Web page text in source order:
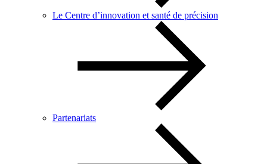
Le Centre d’innovation et santé de précision
Partenariats